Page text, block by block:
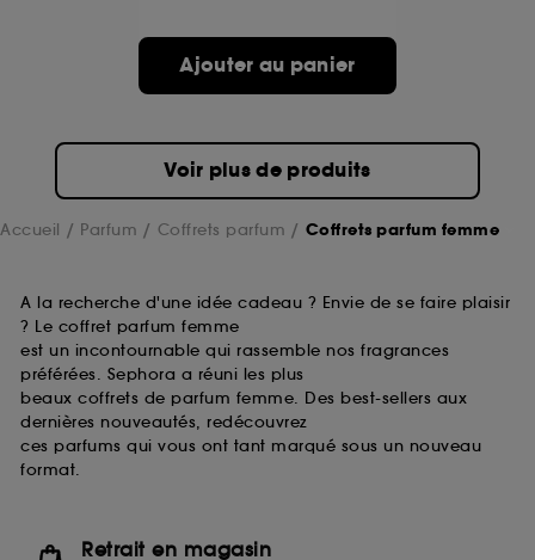
Ajouter au panier
Voir plus de produits
Accueil Parfum Coffrets parfum Coffrets parfum femme
A la recherche d'une idée cadeau ? Envie de se faire plaisir
? Le coffret parfum femme
est un incontournable qui rassemble nos fragrances
préférées. Sephora a réuni les plus
beaux coffrets de parfum femme. Des best-sellers aux
dernières nouveautés, redécouvrez
ces parfums qui vous ont tant marqué sous un nouveau
format.
Retrait en magasin
des pages que vous avez consultées, de votre
navigation, et de l'historique de vos interactions.
fréquentation et de navigation sur notre site afin
d’en améliorer la performance.
Cookies de sécurisation des paiements en ligne :
usurpations d’identité.
Cookies fonctionnels :
permettant l’affichage et/ou la fourniture de
certaines fonctionnalités du site, tel que les
cookies d’authentification qui sont utilisés afin de
vous faire bénéficier de l’authentification
prolongée vous permettant d’accéder à votre